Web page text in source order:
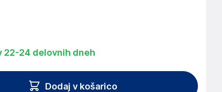
22-24 delovnih dneh
Dodaj v košarico